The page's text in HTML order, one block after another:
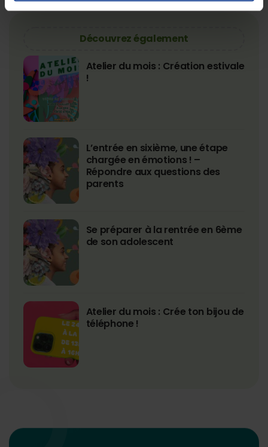
Découvrez également
Atelier du mois : Création estivale
!
L’entrée en sixième, une étape
chargée en émotions ! –
Répondre aux questions des
parents
Se préparer à la rentrée en 6ème
de son adolescent
Atelier du mois : Crée ton bijou de
téléphone !